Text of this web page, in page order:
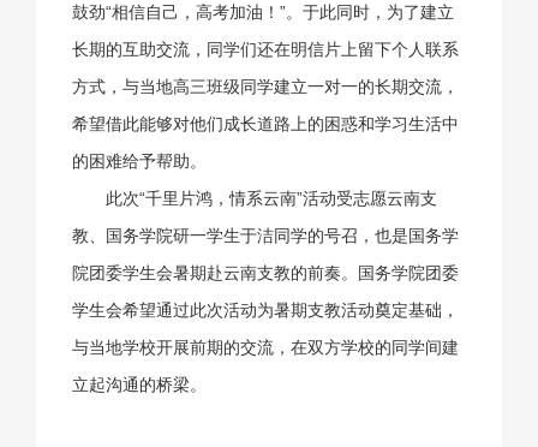
鼓劲“相信自己，高考加油！”。于此同时，为了建立
长期的互助交流，同学们还在明信片上留下个人联系
方式，与当地高三班级同学建立一对一的长期交流，
希望借此能够对他们成长道路上的困惑和学习生活中
的困难给予帮助。
此次“千里片鸿，情系云南”活动受志愿云南支
教、国务学院研一学生于洁同学的号召，也是国务学
院团委学生会暑期赴云南支教的前奏。国务学院团委
学生会希望通过此次活动为暑期支教活动奠定基础，
与当地学校开展前期的交流，在双方学校的同学间建
立起沟通的桥梁。